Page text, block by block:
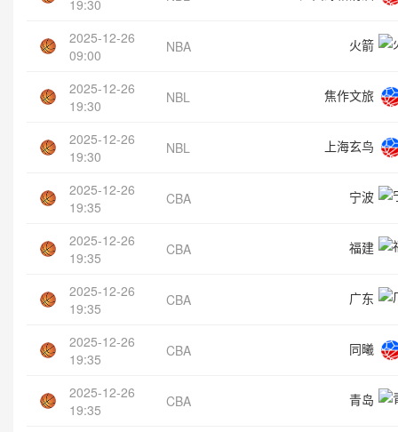
19:30
2025-12-26
09:00
NBA 火箭
2025-12-26
19:30
NBL 焦作文旅
2025-12-26
19:30
NBL 上海玄鸟
2025-12-26
19:35
CBA 宁波
2025-12-26
19:35
CBA 福建
2025-12-26
19:35
CBA 广东
2025-12-26
19:35
CBA 同曦
2025-12-26
19:35
CBA 青岛